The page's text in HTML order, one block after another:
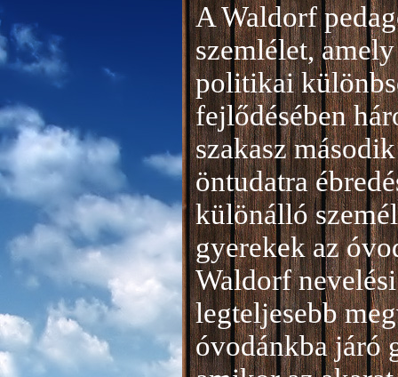
A Waldorf
szemlélet,
politikai
fejlődésében
szakasz
öntudatra
különálló
gyerekek az
Waldorf
legteljesebb
óvodánkba járó